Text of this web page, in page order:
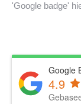
'Google badge'
Google
4.9